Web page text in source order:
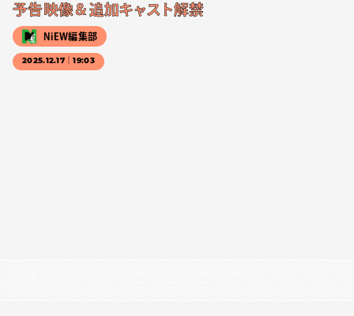
予告映像＆追加キャスト解禁
NiEW編集部
2025.12.17｜19:03